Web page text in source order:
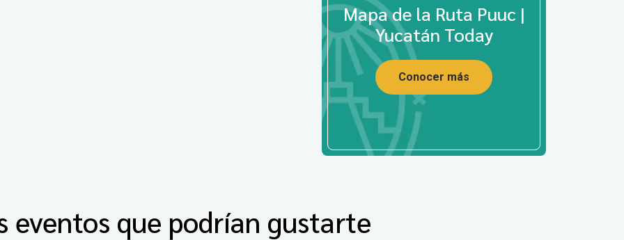
Mapa de la Ruta Puuc |
Yucatán Today
Conocer más
eventos que podrían gustarte